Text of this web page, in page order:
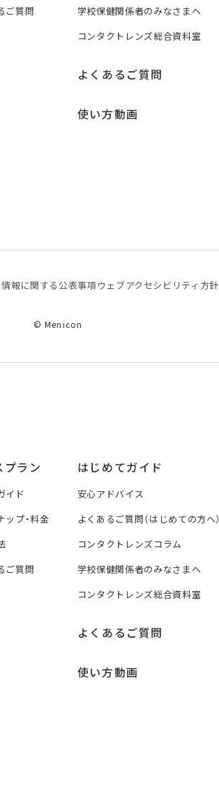
ご質問
学校保健関係者のみなさまへ
コンタクトレンズ総合資料室
よくあるご質問
使い方動画
報に関する公表事項 ウェブアクセシビリティ方針
© Menicon
プラン
イド
ップ・料金
ご質問
はじめてガイド
安心アドバイス
よくあるご質問（はじめての方へ）
コンタクトレンズコラム
学校保健関係者のみなさまへ
コンタクトレンズ総合資料室
よくあるご質問
使い方動画